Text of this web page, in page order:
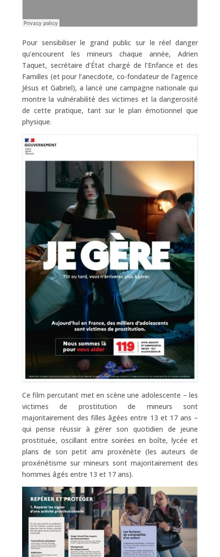
Pour sensibiliser le grand public sur le réel danger
qu’encourent les mineurs chaque année, Adrien
Taquet, secrétaire d’État chargé de l’Enfance et des
Familles (et pour l’anecdote, co-fondateur de l’agence
Jésus et Gabriel), a lancé une campagne nationale qui
montre la vulnérabilité des victimes et la dangerosité
de cette pratique, tant sur le plan émotionnel que
physique.
Ce film percutant met en scène une adolescente – les
victimes de prostitution de mineurs sont
majoritairement des filles âgées entre 13 et 17 ans –
qui pense réussir à gérer son quotidien de jeune
prostituée, oscillant entre soirées en boîte, lycée et
plans de son petit ami proxénète (les auteurs de
proxénétisme sur mineurs sont majoritairement des
hommes âgés entre 13 et 17 ans).